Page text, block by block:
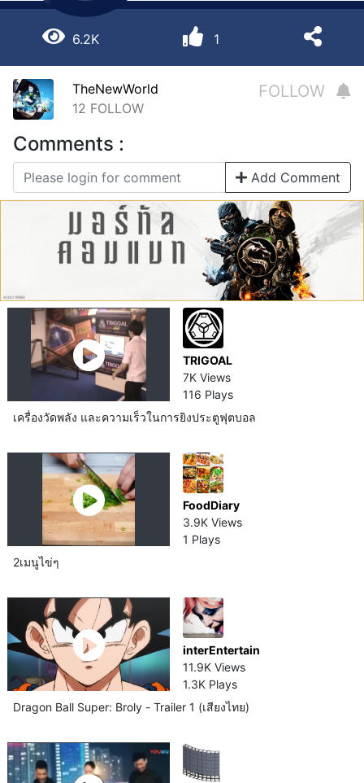
6.2K 1
TheNewWorld
12 FOLLOW
FOLLOW
Comments :
Add Comment
TRIGOAL
7K Views
116 Plays
เครื่องวัดพลัง และความเร็วในการยิงประตูฟุตบอล
FoodDiary
3.9K Views
1 Plays
2เมนูไข่ๆ
interEntertain
11.9K Views
1.3K Plays
Dragon Ball Super: Broly - Trailer 1 (เสียงไทย)